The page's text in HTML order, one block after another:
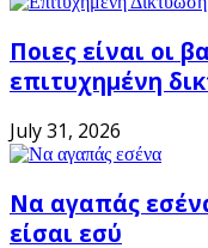
Ποιες είναι οι
επιτυχημένη
July 31, 2026
Να αγαπάς
είσαι εσύ